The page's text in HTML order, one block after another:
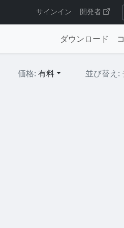
サインイン 開発者
ダウンロード
価格: 有料 並び替え: